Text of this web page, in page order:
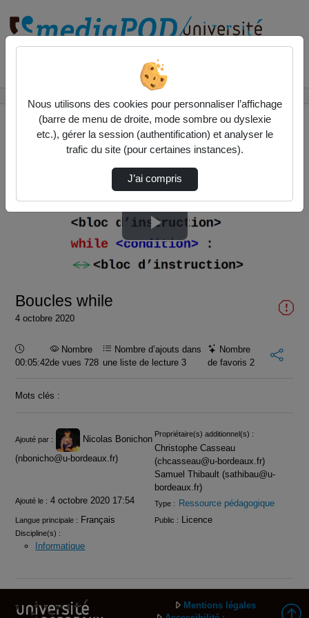
Lire
la
Boucles while
4 octobre 2020
Durée :
00:05:42
Nombre
de vues 728
Nombre d’ajouts dans
une liste de lecture3
Nombre
de favoris 2
Mots clés :
Infos
Ajouté par :
Nicolas Bonichon
(nbonicho@u-bordeaux.fr)
Propriétaire(s) additionnel(s) :
Christophe Casseau
(chcasseau@u-bordeaux.fr)
Samuel Thibault (sathibau@u-
bordeaux.fr)
Ajouté le : 4 octobre 2020 17:54 Type : Ressource pédagogique
Langue principale : Français Public : Licence
Discipline(s) :
Informatique
Mentions légales
Nous utilisons des cookies pour personnaliser l’affichage
(barre de menu de droite, mode sombre ou dyslexie
etc.), gérer la session (authentification) et analyser le
trafic du site (pour certaines instances).
J’ai compris